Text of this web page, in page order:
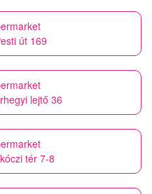
út 169
lejtő 36
tér 7-8